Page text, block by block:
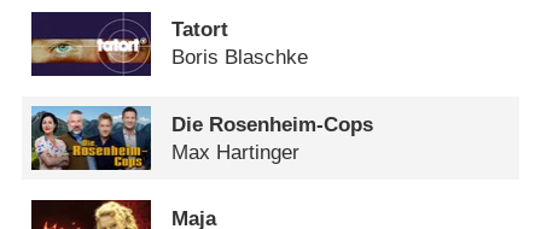
Tatort
Boris Blaschke
Die Rosenheim-Cops
Max Hartinger
Maja